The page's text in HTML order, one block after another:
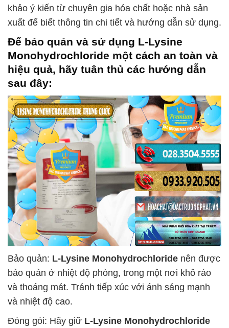
khảo ý kiến từ chuyên gia hóa chất hoặc nhà sản
xuất để biết thông tin chi tiết và hướng dẫn sử dụng.
Để bảo quản và sử dụng L-Lysine
Monohydrochloride một cách an toàn và
hiệu quả, hãy tuân thủ các hướng dẫn
sau đây:
Bảo quản: L-Lysine Monohydrochloride nên được
bảo quản ở nhiệt độ phòng, trong một nơi khô ráo
và thoáng mát. Tránh tiếp xúc với ánh sáng mạnh
và nhiệt độ cao.
Đóng gói: Hãy giữ L-Lysine Monohydrochloride